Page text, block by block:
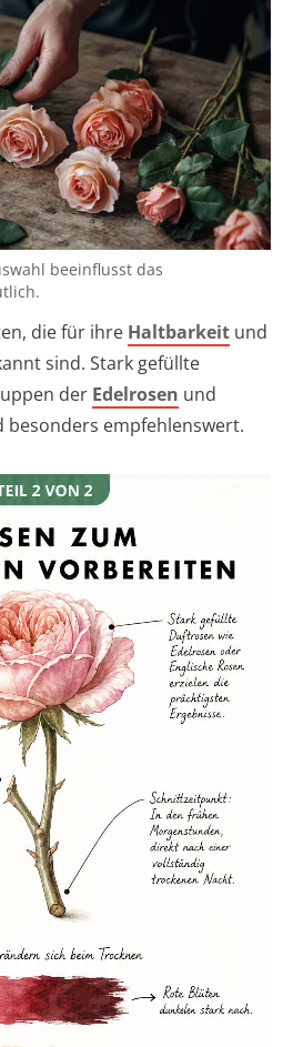
beeinflusst das
die für ihre Haltbarkeit und
sind. Stark gefüllte
der Edelrosen und
besonders empfehlenswert.